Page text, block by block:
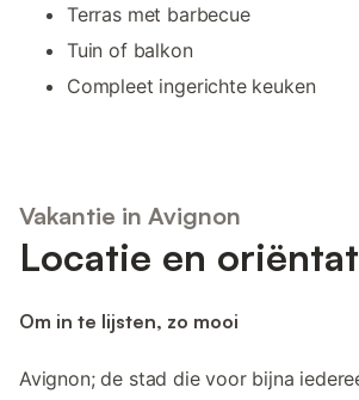
Terras met barbecue
Tuin of balkon
Compleet ingerichte keuken
Vakantie in Avignon
Locatie en
Om in te lijsten, zo mooi
Avignon; de stad die voor bijna